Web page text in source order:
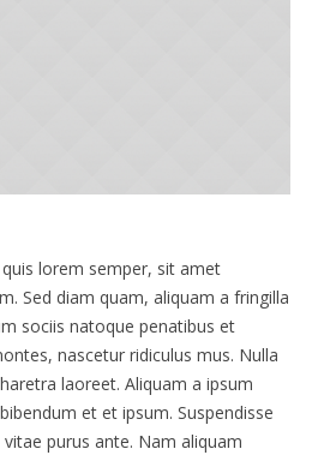
lorem semper, sit amet
Sed diam quam, aliquam a fringilla
sociis natoque penatibus et
nascetur ridiculus mus. Nulla
laoreet. Aliquam a ipsum
et et ipsum. Suspendisse
purus ante. Nam aliquam